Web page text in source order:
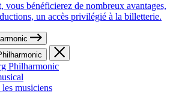
vous bénéficierez de nombreux avantages,
un accès privilégié à la billetterie.
Philharmonic
musiciens